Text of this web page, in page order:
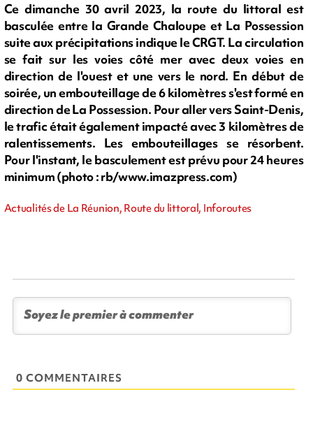
Ce dimanche 30 avril 2023, la route du littoral est
basculée entre la Grande Chaloupe et La Possession
suite aux précipitations indique le CRGT. La circulation
se fait sur les voies côté mer avec deux voies en
direction de l'ouest et une vers le nord. En début de
soirée, un embouteillage de 6 kilomètres s'est formé en
direction de La Possession. Pour aller vers Saint-Denis,
le trafic était également impacté avec 3 kilomètres de
ralentissements. Les embouteillages se résorbent.
Pour l'instant, le basculement est prévu pour 24 heures
minimum (photo : rb/www.imazpress.com)
Actualités de La Réunion, Route du littoral, Inforoutes
0 COMMENTAIRES